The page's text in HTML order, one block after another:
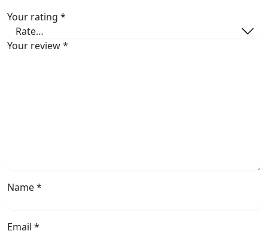
Your rating *
Your review*
Name*
Email *